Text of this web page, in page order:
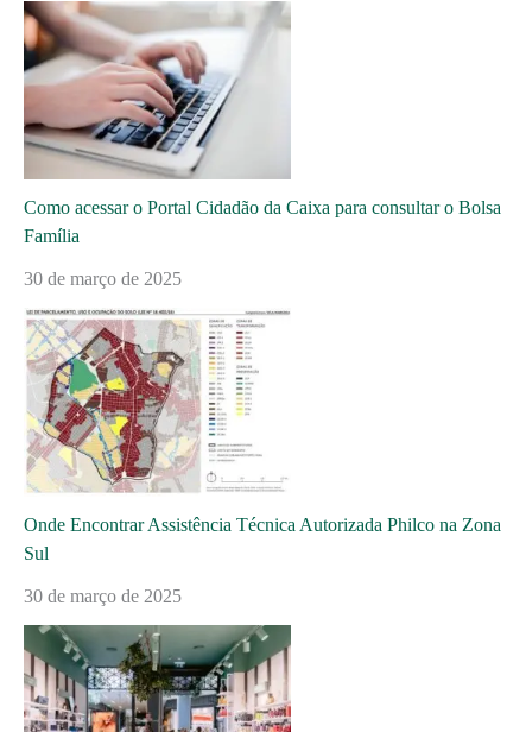
Como acessar o Portal Cidadão da Caixa para consultar o Bolsa
Família
30 de março de 2025
Onde Encontrar Assistência Técnica Autorizada Philco na Zona
Sul
30 de março de 2025